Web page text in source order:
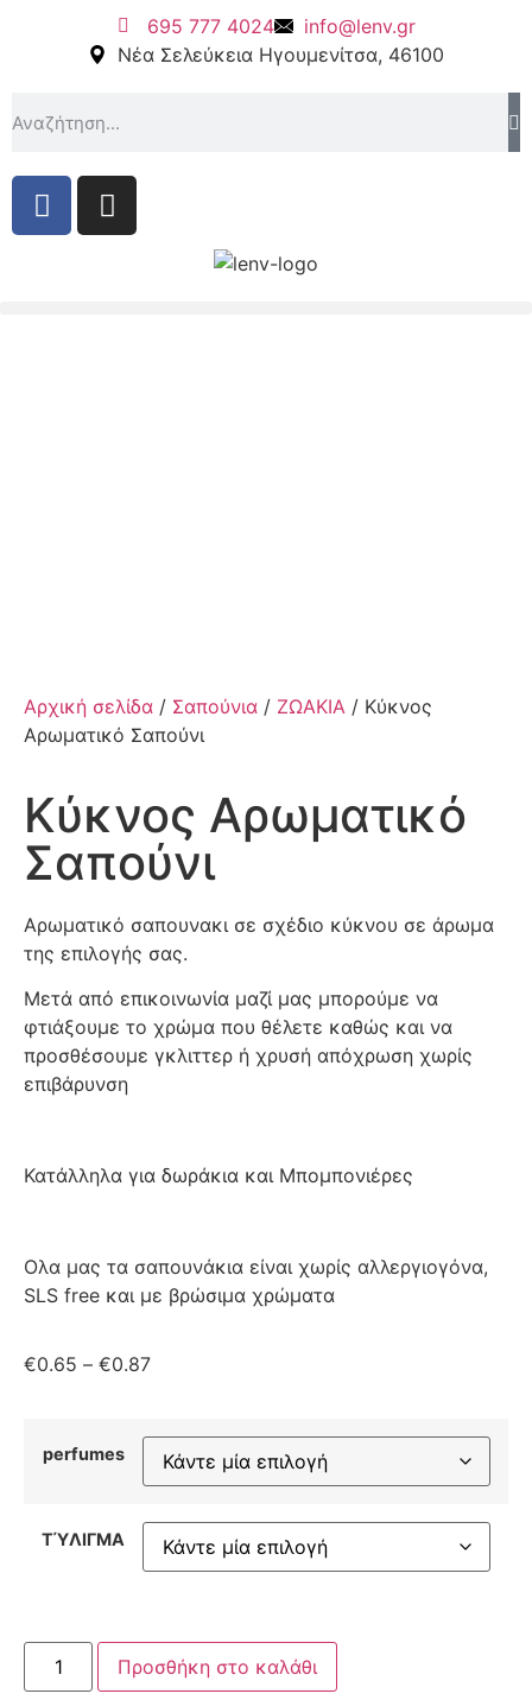
695 777 4024
info@lenv.gr
Νέα Σελεύκεια Ηγουμενίτσα, 46100
Αρχική σελίδα / Σαπούνια / ΖΩΑΚΙΑ / Κύκνος
Αρωματικό Σαπούνι
Κύκνος Αρωματικό
Σαπούνι
Αρωματικό σαπουνακι σε σχέδιο κύκνου σε άρωμα
της επιλογής σας.
Μετά από επικοινωνία μαζί μας μπορούμε να
φτιάξουμε το χρώμα που θέλετε καθώς και να
προσθέσουμε γκλιττερ ή χρυσή απόχρωση χωρίς
επιβάρυνση
Κατάλληλα για δωράκια και Μπομπονιέρες
Ολα μας τα σαπουνάκια είναι χωρίς αλλεργιογόνα,
SLS free και με βρώσιμα χρώματα
€0.65 – €0.87
perfumes
ΤΎΛΙΓΜΑ
Προσθήκη στο καλάθι